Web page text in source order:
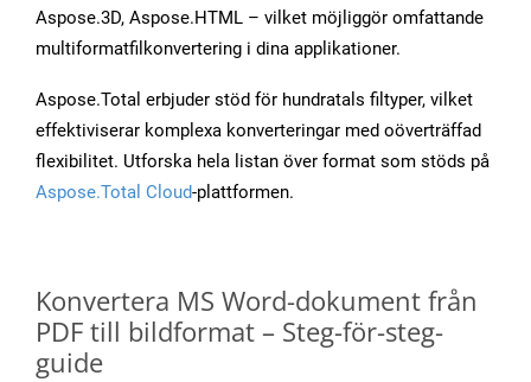
Aspose.3D, Aspose.HTML – vilket möjliggör omfattande
multiformatfilkonvertering i dina applikationer.
Aspose.Total erbjuder stöd för hundratals filtyper, vilket
effektiviserar komplexa konverteringar med oöverträffad
flexibilitet. Utforska hela listan över format som stöds på
Aspose.Total Cloud-plattformen.
Konvertera MS Word-dokument från
PDF till bildformat – Steg-för-steg-
guide